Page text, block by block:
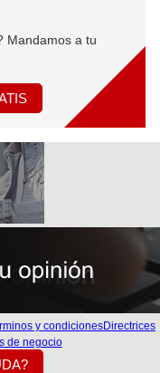
Mandamos a tu
y condicionesDirectrices
de negocio